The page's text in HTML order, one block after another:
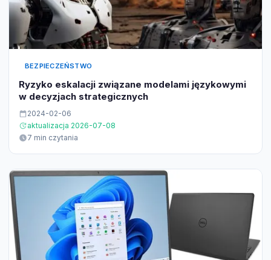
BEZPIECZEŃSTWO
Ryzyko eskalacji związane modelami językowymi
w decyzjach strategicznych
2024-02-06
aktualizacja 2026-07-08
7 min czytania